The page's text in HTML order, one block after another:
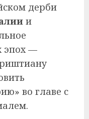
дерби
и
эпох —
во главе с